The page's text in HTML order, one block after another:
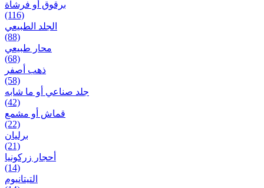
برقوق أو فرشاة
(116)
الجلد الطبيعي
(88)
محار طبيعي
(68)
ذهب أصفر
(58)
جلد صناعي أو ما شابه
(42)
قماش أو مشمع
(22)
برلیان
(21)
أحجار زركونيا
(14)
التيتانيوم